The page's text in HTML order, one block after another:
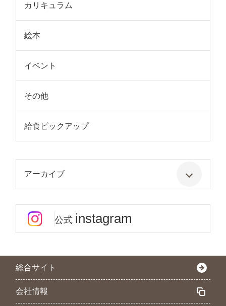
カリキュラム
絵本
イベント
その他
給食ピックアップ
アーカイブ
公式 instagram
総合サイト
会社情報